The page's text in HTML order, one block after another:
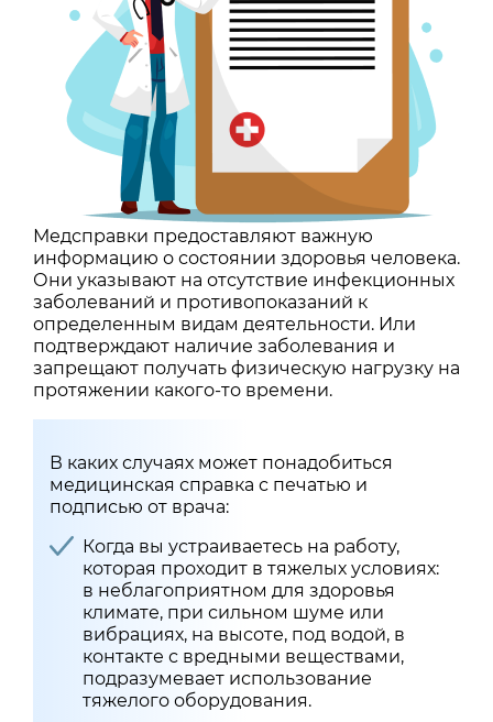
Медсправки предоставляют важную
информацию о состоянии здоровья человека.
Они указывают на отсутствие инфекционных
заболеваний и противопоказаний к
определенным видам деятельности. Или
подтверждают наличие заболевания и
запрещают получать физическую нагрузку на
протяжении какого-то времени.
В каких случаях может понадобиться
медицинская справка с печатью и
подписью от врача:
Когда вы устраиваетесь на работу,
которая проходит в тяжелых условиях:
в неблагоприятном для здоровья
климате, при сильном шуме или
вибрациях, на высоте, под водой, в
контакте с вредными веществами,
подразумевает использование
тяжелого оборудования.